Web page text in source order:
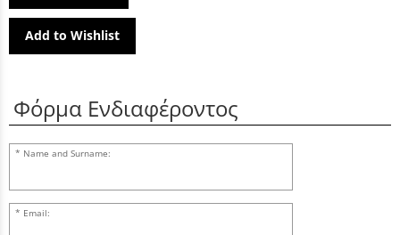
Add to Wishlist
Φόρμα Ενδιαφέροντος
Name and Surname:
Email: